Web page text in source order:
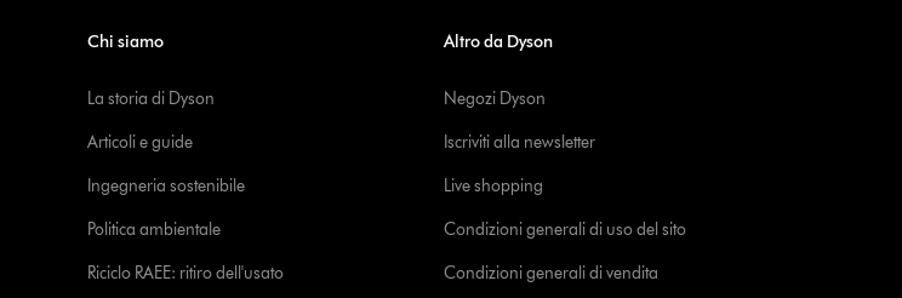
Chi siamo
La storia di Dyson
Articoli e guide
Ingegneria sostenibile
Politica ambientale
Riciclo RAEE: ritiro dell'usato
Altro da Dyson
Negozi Dyson
Iscriviti alla newsletter
Live shopping
Condizioni generali di uso del sito
Condizioni generali di vendita